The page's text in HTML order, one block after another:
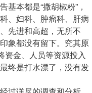
本都是“撒胡椒粉”，
、妇科、肿瘤科、肝病
先进和高超，无所不
象都没有留下。究其原
资金、人员等资源投入
终是打水漂了，没有发